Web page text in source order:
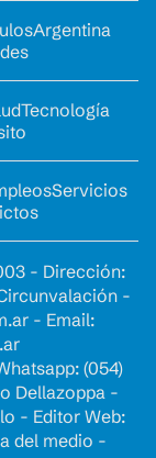
Argentina
Tecnología
Servicios
- Dirección:
-
- Email:
(054)
Dellazoppa -
- Editor Web:
del medio -